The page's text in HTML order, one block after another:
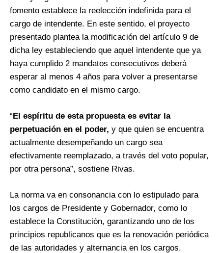
fomento establece la reelección indefinida para el
cargo de intendente. En este sentido, el proyecto
presentado plantea la modificación del artículo 9 de
dicha ley estableciendo que aquel intendente que ya
haya cumplido 2 mandatos consecutivos deberá
esperar al menos 4 años para volver a presentarse
como candidato en el mismo cargo.
“El espíritu de esta propuesta es evitar la
perpetuación en el poder, y que quien se encuentra
actualmente desempeñando un cargo sea
efectivamente reemplazado, a través del voto popular,
por otra persona”, sostiene Rivas.
La norma va en consonancia con lo estipulado para
los cargos de Presidente y Gobernador, como lo
establece la Constitución, garantizando uno de los
principios republicanos que es la renovación periódica
de las autoridades y alternancia en los cargos.